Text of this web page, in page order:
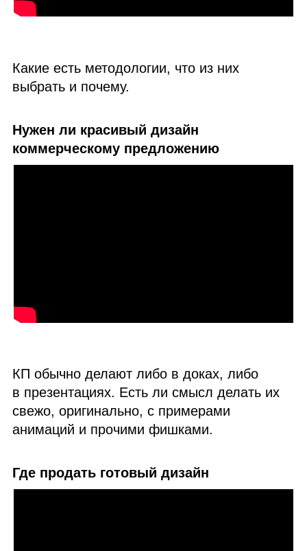
Какие есть методологии, что из них
выбрать и почему.
Нужен ли красивый дизайн
коммерческому предложению
КП обычно делают либо в доках, либо
в презентациях. Есть ли смысл делать их
свежо, оригинально, с примерами
анимаций и прочими фишками.
Где продать готовый дизайн